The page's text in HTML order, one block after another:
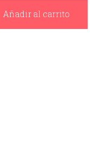
Añadir al carrito